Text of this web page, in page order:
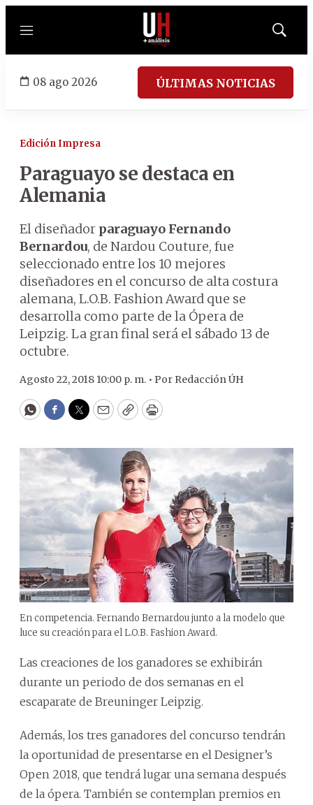
Menú
Mostrar
08 ago 2026 ÚLTIMAS NOTICIAS
Edición Impresa
Paraguayo se destaca en
Alemania
El diseñador paraguayo Fernando
Bernardou, de Nardou Couture, fue
seleccionado entre los 10 mejores
diseñadores en el concurso de alta costura
alemana, L.O.B. Fashion Award que se
desarrolla como parte de la Ópera de
Leipzig. La gran final será el sábado 13 de
octubre.
Agosto 22, 2018 10:00 p. m. • Por Redacción ÚH
WhatsApp
Facebook
Twitter
EmailCopyPrint
En competencia. Fernando Bernardou junto a la modelo que
luce su creación para el L.O.B. Fashion Award.
Las creaciones de los ganadores se exhibirán
durante un periodo de dos semanas en el
escaparate de Breuninger Leipzig.
Además, los tres ganadores del concurso tendrán
la oportunidad de presentarse en el Designer’s
Open 2018, que tendrá lugar una semana después
de la ópera. También se contemplan premios en